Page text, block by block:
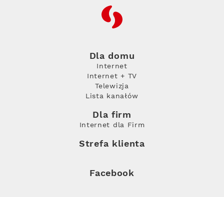
RFC
Dla domu
Internet
Internet + TV
Telewizja
Lista kanałów
Dla firm
Internet dla Firm
Strefa klienta
Facebook